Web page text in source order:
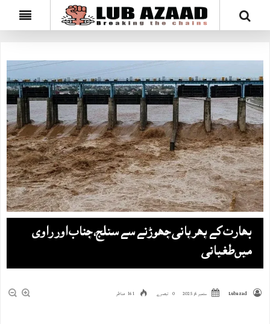
بھارت کے پھر پانی چھوڑنے سے ستلج، چناب اور راوی
میں‌طغیانی
Lubazad ستمبر 6, 2025 0 تبصرے 161 مناظر